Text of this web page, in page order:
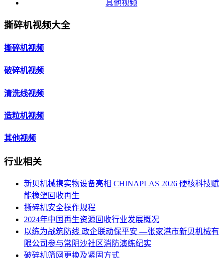
其他视频
撕碎机视频大全
撕碎机视频
破碎机视频
清洗线视频
造粒机视频
其他视频
行业相关
新贝机械携实物设备亮相 CHINAPLAS 2026 硬核科技赋
能橡塑回收再生
撕碎机安全操作规程
2024年中国再生资源回收行业发展概况
以练为战筑防线 政企联动保平安 —张家港市新贝机械有
限公司参与常阴沙社区消防演练纪实
破碎机筛网更换及紧固方式